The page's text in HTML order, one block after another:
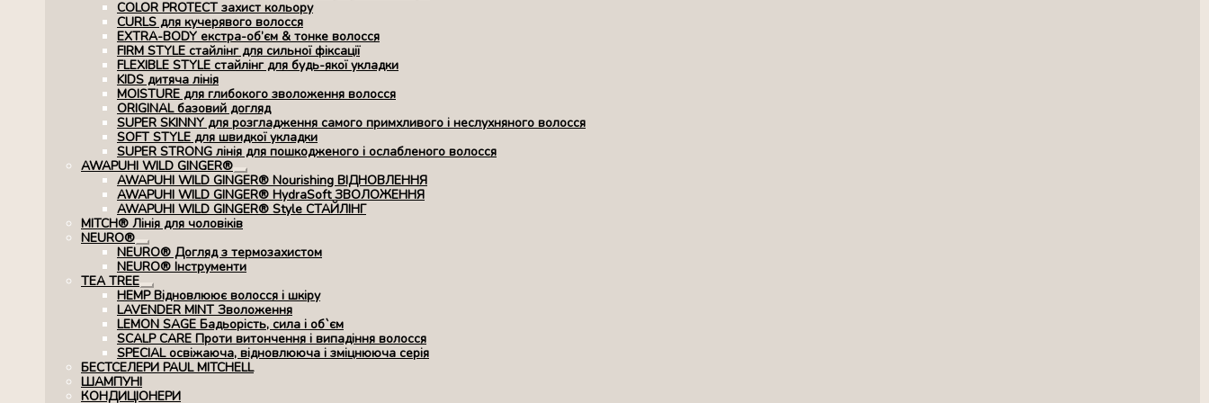
COLOR PROTECT захист кольору
CURLS для кучерявого волосся
EXTRA-BODY екстра-об’єм & тонке волосся
FIRM STYLE стайлінг для сильної фіксації
FLEXIBLE STYLE стайлінг для будь-якої укладки
KIDS дитяча лінія
MOISTURE для глибокого зволоження волосся
ORIGINAL базовий догляд
SUPER SKINNY для розгладження самого примхливого і неслухняного волосся
SOFT STYLE для швидкої укладки
SUPER STRONG лінія для пошкодженого і ослабленого волосся
AWAPUHI WILD GINGER®
Розгорнуте
вкладене
меню
AWAPUHI WILD GINGER® Nourishing ВІДНОВЛЕННЯ
AWAPUHI WILD GINGER® HydraSoft ЗВОЛОЖЕННЯ
AWAPUHI WILD GINGER® Style СТАЙЛІНГ
MITCH® Лінія для чоловіків
NEURO®
Розгорнуте
вкладене
меню
NEURO® Догляд з термозахистом
NEURO® Інструменти
TEA TREE
Розгорнуте
вкладене
меню
HEMP Відновлюює волосся і шкіру
LAVENDER MINT Зволоження
LEMON SAGE Бадьорість, сила і об`єм
SCALP CARE Проти витончення і випадіння волосся
SPECIAL освіжаюча, відновлююча і зміцнююча серія
БЕСТСЕЛЕРИ PAUL MITCHELL
ШАМПУНІ
КОНДИЦІОНЕРИ